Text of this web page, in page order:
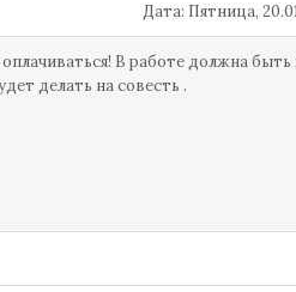
Дата: Пятница,
В работе должна
делать на совесть .